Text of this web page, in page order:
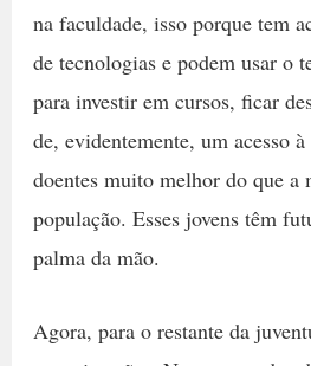
na faculdade, isso porque tem
de tecnologias e podem usar o
para investir em cursos, ficar
de, evidentemente, um acesso
doentes muito melhor do que a
população. Esses jovens têm
palma da mão.
Agora, para o restante da